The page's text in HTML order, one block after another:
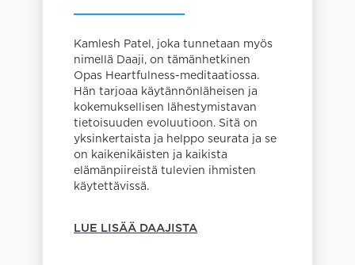
Kamlesh Patel, joka tunnetaan myös
nimellä Daaji, on tämänhetkinen
Opas Heartfulness-meditaatiossa.
Hän tarjoaa käytännönläheisen ja
kokemuksellisen lähestymistavan
tietoisuuden evoluutioon. Sitä on
yksinkertaista ja helppo seurata ja se
on kaikenikäisten ja kaikista
elämänpiireistä tulevien ihmisten
käytettävissä.
LUE LISÄÄ DAAJISTA